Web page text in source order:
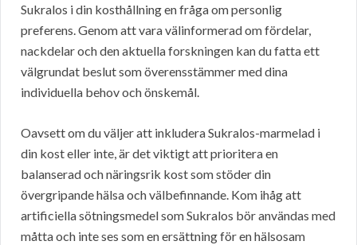
Sukralos i din kosthållning en fråga om personlig
preferens. Genom att vara välinformerad om fördelar,
nackdelar och den aktuella forskningen kan du fatta ett
välgrundat beslut som överensstämmer med dina
individuella behov och önskemål.
Oavsett om du väljer att inkludera Sukralos-marmelad i
din kost eller inte, är det viktigt att prioritera en
balanserad och näringsrik kost som stöder din
övergripande hälsa och välbefinnande. Kom ihåg att
artificiella sötningsmedel som Sukralos bör användas med
måtta och inte ses som en ersättning för en hälsosam